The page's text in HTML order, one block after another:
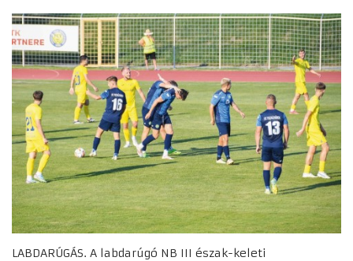
LABDARÚGÁS. A labdarúgó NB III észak-keleti